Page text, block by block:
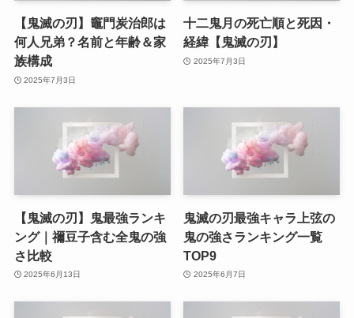
【鬼滅の刃】竈門炭治郎は
何人兄弟？名前と年齢＆家
族構成
2025年7月3日
十二鬼月の死亡順と死因・
経緯【鬼滅の刃】
2025年7月3日
【鬼滅の刃】鬼最強ランキ
ング｜禰豆子含む全鬼の強
さ比較
2025年6月13日
鬼滅の刃最強キャラ上弦の
鬼の強さランキング一覧
TOP9
2025年6月7日